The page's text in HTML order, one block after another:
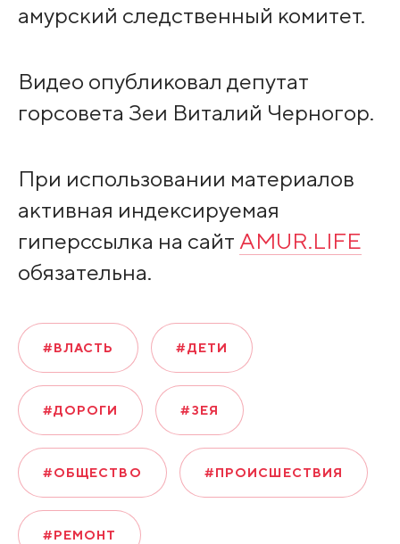
амурский следственный комитет.
Видео опубликовал депутат
горсовета Зеи Виталий Черногор.
При использовании материалов
активная индексируемая
гиперссылка на сайт AMUR.LIFE
обязательна.
#ВЛАСТЬ #ДЕТИ
#ДОРОГИ #ЗЕЯ
#ОБЩЕСТВО #ПРОИСШЕСТВИЯ
#РЕМОНТ